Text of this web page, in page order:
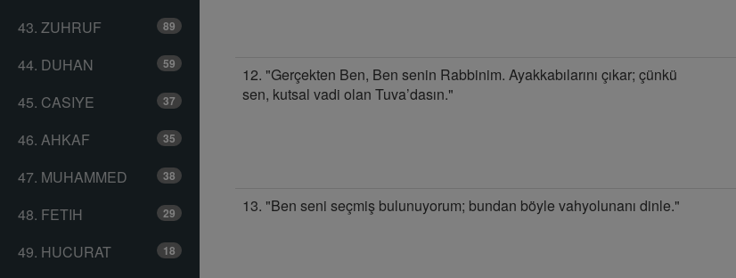
43. ZUHRUF 89
44. DUHAN 59
45. CASIYE 37
46. AHKAF 35
47. MUHAMMED 38
48. FETIH 29
49. HUCURAT 18
12. "Gerçekten Ben, Ben senin Rabbinim. Ayakkabılarını çıkar; çünkü
sen, kutsal vadi olan Tuva’dasın."
13. "Ben seni seçmiş bulunuyorum; bundan böyle vahyolunanı dinle."